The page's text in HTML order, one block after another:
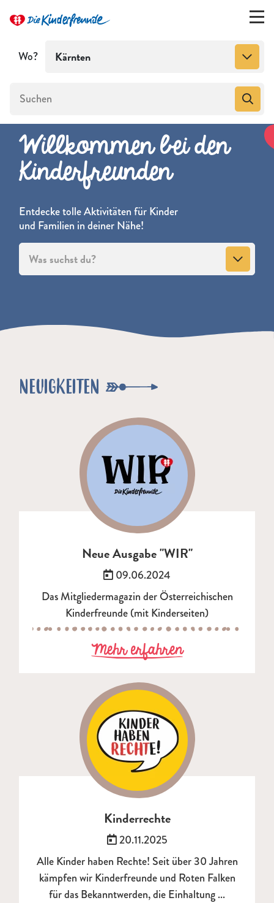
Wo? Kärnten
Willkommen bei den
Kinderfreunden
Entdecke tolle Aktivitäten für Kinder
und Familien in deiner Nähe!
Was suchst du?
NEUIGKEITEN
Neue Ausgabe "WIR"
Veröffentlicht am:
09.06.2024
Das Mitgliedermagazin der Österreichischen
Kinderfreunde (mit Kinderseiten)
Mehr erfahrenzu Neue
Kinderrechte
Veröffentlicht am:
20.11.2025
Alle Kinder haben Rechte! Seit über 30 Jahren
kämpfen wir Kinderfreunde und Roten Falken
für das Bekanntwerden, die Einhaltung ...